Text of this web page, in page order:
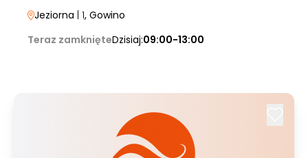
Jeziorna | 1, Gowino
Teraz zamknięteDzisiaj:09:00-13:00